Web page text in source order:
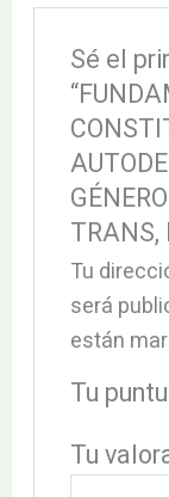
Sé el
TRANS,
Tu
será
están
Tu
Tu